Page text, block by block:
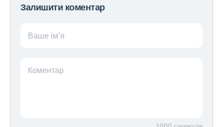
Залишити коментар
Ваше ім’я
Коментар